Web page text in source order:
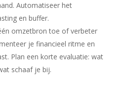
Automatiseer het
en buffer.
omzetbron toe of verbeter
je financieel ritme en
Plan een korte evaluatie: wat
schaaf je bij.